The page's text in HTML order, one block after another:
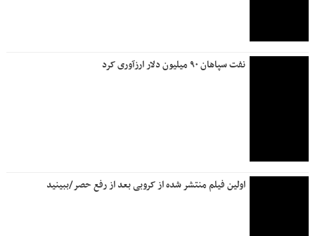
نفت سپاهان ۹۰ میلیون دلار ارزآوری کرد
اولین فیلم منتشر شده از کروبی بعد از رفع حصر/ببینید